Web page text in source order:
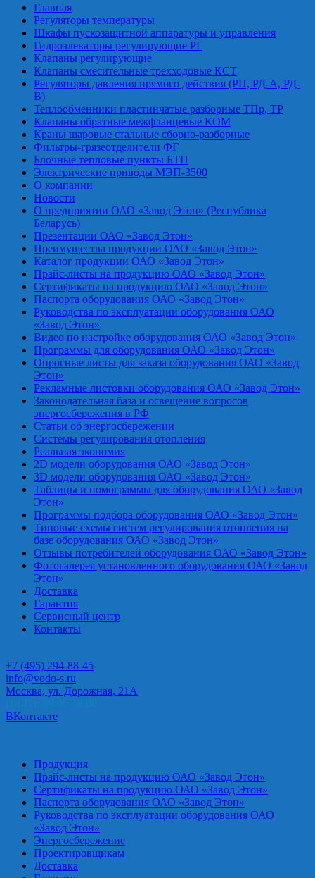
Главная
Регуляторы температуры
Шкафы пускозащитной аппаратуры и управления
Гидроэлеваторы регулирующие РГ
Клапаны регулирующие
Клапаны смесительные трехходовые КСТ
Регуляторы давления прямого действия (РП, РД-А, РД-
В)
Теплообменники пластинчатые разборные ТПр, ТР
Клапаны обратные межфланцевые КОМ
Краны шаровые стальные сборно-разборные
Фильтры-грязеотделители ФГ
Блочные тепловые пункты БТП
Электрические приводы МЭП-3500
О компании
Новости
О предприятии ОАО «Завод Этон» (Республика
Беларусь)
Презентации ОАО «Завод Этон»
Преимущества продукции ОАО «Завод Этон»
Каталог продукции ОАО «Завод Этон»
Прайс-листы на продукцию ОАО «Завод Этон»
Сертификаты на продукцию ОАО «Завод Этон»
Паспорта оборудования ОАО «Завод Этон»
Руководства по эксплуатации оборудования ОАО
«Завод Этон»
Видео по настройке оборудования ОАО «Завод Этон»
Программы для оборудования ОАО «Завод Этон»
Опросные листы для заказа оборудования ОАО «Завод
Этон»
Рекламные листовки оборудования ОАО «Завод Этон»
Законодательная база и освещение вопросов
энергосбережения в РФ
Статьи об энергосбережении
Системы регулирования отопления
Реальная экономия
2D модели оборудования ОАО «Завод Этон»
3D модели оборудования ОАО «Завод Этон»
Таблицы и номограммы для оборудования ОАО «Завод
Этон»
Программы подбора оборудования ОАО «Завод Этон»
Типовые схемы систем регулирования отопления на
базе оборудования ОАО «Завод Этон»
Отзывы потребителей оборудования ОАО «Завод Этон»
Фотогалерея установленного оборудования ОАО «Завод
Этон»
Доставка
Гарантия
Сервисный центр
Контакты
+7 (495) 294-88-45
info@vodo-s.ru
Москва, ул. Дорожная, 21А
ВКонтакте
Продукция
Прайс-листы на продукцию ОАО «Завод Этон»
Сертификаты на продукцию ОАО «Завод Этон»
Паспорта оборудования ОАО «Завод Этон»
Руководства по эксплуатации оборудования ОАО
«Завод Этон»
Энергосбережение
Проектировщикам
Доставка